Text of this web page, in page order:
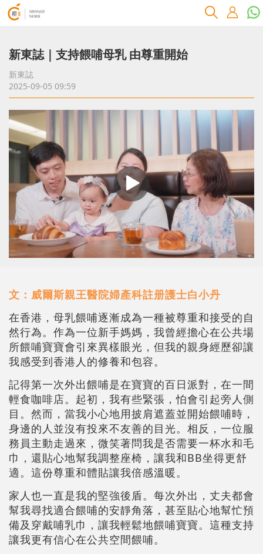
新東誌｜支持餵哺母乳 由尊重開始
新東誌
2025-09-05 09:59
文：威爾斯親王醫院婦產科註册護士白小丹
在香港，母乳餵哺逐漸成為一種被尊重和接受的自
然行為。作為一位新手媽媽，我曾經擔心在公共場
所餵哺寶寶會引來異樣眼光，但我的親身經歷卻讓
我感受到香港人的修養和包容。
記得第一次外出餵哺是在寶寶的百日派對，在一間
輕食咖啡店。起初，我有些緊張，怕會引起旁人側
目。然而，當我小心地用披肩遮蓋並開始餵哺時，
身邊的人並沒有投來不友善的目光。相反，一位服
務員主動走過來，微笑著問我是否需要一杯水和毛
巾，還貼心地幫我調整座椅，讓我和BB坐得更舒
適。這份尊重和體貼讓我倍感溫暖。
家人也一直是我的堅強後盾。每次外出，丈夫都會
幫我尋找適合餵哺的安靜角落，甚至貼心地幫忙預
備及穿戴哺乳巾，讓我輕鬆地餵哺寶寶。這種支持
讓我更有信心在公共空間餵哺。